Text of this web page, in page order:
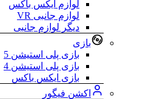
لوازم ایکس باکس
لوازم جانبی VR
دیگر لوازم جانبی
بازی
بازی پلی استیشن 5
بازی پلی استیشن 4
بازی ایکس باکس
اکشن فیگور